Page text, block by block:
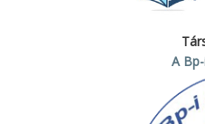
A